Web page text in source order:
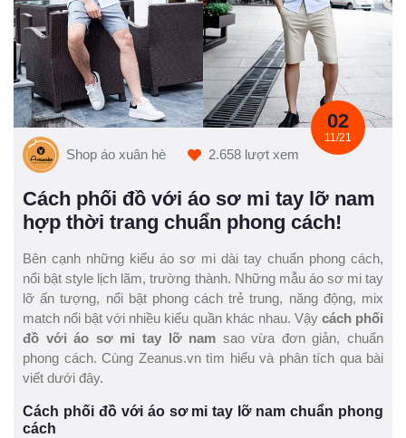
02
11/21
Shop áo xuân hè 2.658 lượt xem
Cách phối đồ với áo sơ mi tay lỡ nam
hợp thời trang chuẩn phong cách!
Bên cạnh những kiểu áo sơ mi dài tay chuẩn phong cách,
nổi bật style lịch lãm, trường thành. Những mẫu áo sơ mi tay
lỡ ấn tượng, nổi bật phong cách trẻ trung, năng động, mix
match nổi bật với nhiều kiểu quần khác nhau. Vậy cách phối
đồ với áo sơ mi tay lỡ nam sao vừa đơn giản, chuẩn
phong cách. Cùng Zeanus.vn tìm hiểu và phân tích qua bài
viết dưới đây.
Cách phối đồ với áo sơ mi tay lỡ nam chuẩn phong
cách